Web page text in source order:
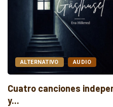
ALTERNATIVO AUDIO
Cuatro canciones
y...